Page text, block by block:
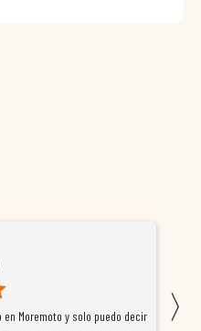
Moremoto y solo puedo decir
〉